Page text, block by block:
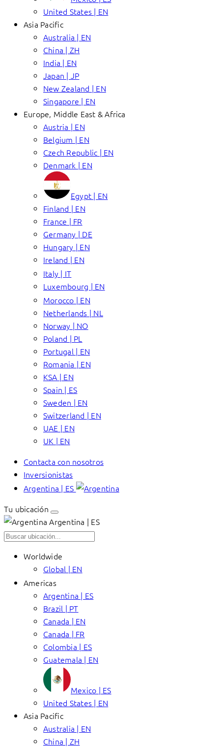
United States | EN
Asia Pacific
Australia | EN
China | ZH
India | EN
Japan | JP
New Zealand | EN
Singapore | EN
Europe, Middle East & Africa
Austria | EN
Belgium | EN
Czech Republic | EN
Denmark | EN
Egypt | EN
Finland | EN
France | FR
Germany | DE
Hungary | EN
Ireland | EN
Italy | IT
Luxembourg | EN
Morocco | EN
Netherlands | NL
Norway | NO
Poland | PL
Portugal | EN
Romania | EN
KSA | EN
Spain | ES
Sweden | EN
Switzerland | EN
UAE | EN
UK | EN
Contacta con nosotros
Inversionistas
Argentina | ES
Tu ubicación
Argentina | ES
Worldwide
Global | EN
Americas
Argentina | ES
Brazil | PT
Canada | EN
Canada | FR
Colombia | ES
Guatemala | EN
Mexico | ES
United States | EN
Asia Pacific
Australia | EN
China | ZH